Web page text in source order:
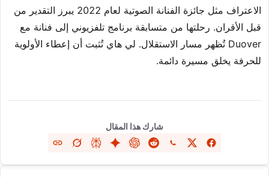
الاعتراف مثل جائزة الفنانة الصوتية لعام 2022 يبرز التقدير من
قبل الأقران. رحلتها من متسابقة برنامج تلفزيوني إلى فنانة مع
Duover تُظهر مسار الاستقلال. لي هاي تُثبت أن إعطاء الأولوية
للحرفة يخلق مسيرة دائمة.
شارك هذا المقال